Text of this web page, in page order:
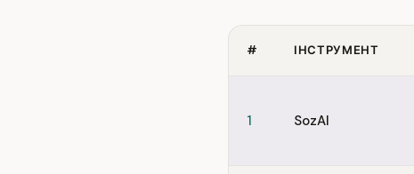
# ІНСТРУМЕНТ
1 SozAI